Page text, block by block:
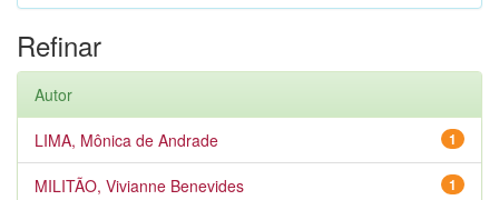
Refinar
Autor
1
LIMA, Mônica de Andrade
1
MILITÃO, Vivianne Benevides